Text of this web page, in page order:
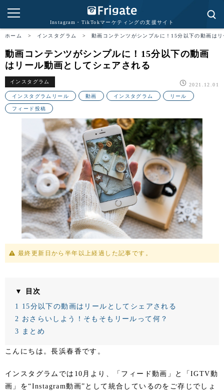
Instagram・TikTokマーケティングの支援サイト
ホーム > インスタグラム > 動画コンテンツがシンプルに！15分以下の動画は
動画コンテンツがシンプルに！15分以下の動画
はリール動画としてシェアされる
インスタグラム
2021.12.01
インスタグラムリール 動画 インスタグラム リール
フィード投稿
最終更新日から半年以上経過した記事です。
▼ 目次
1 15分以下の動画はリールとしてシェアされる
2 おさらいしよう！そもそもリールって何？
3 まとめ
こんにちは。長浜春香です。
インスタグラムでは10月より、「フィード動画」と「IGTV動
画」を“Instagram動画”として統合しているのをご存じでしょ